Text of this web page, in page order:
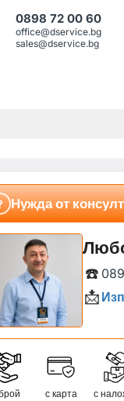
0898 72 00 60
office@dservice.bg
sales@dservice.bg
Нужда от
☎️
📩
с карта
с